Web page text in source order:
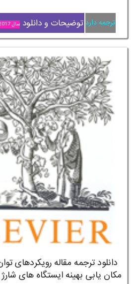
ترجمه دارد توضیحات و دانلود سال 2017
دانلود ترجمه مقاله رویکردهای
مکان یابی بهینه ایستگاه های